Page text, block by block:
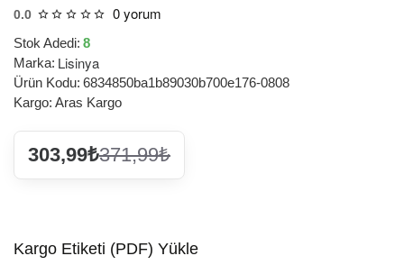
0.0 0 yorum
Stok Adedi: 8
Marka: Lisinya
Ürün Kodu: 6834850ba1b89030b700e176-0808
Kargo: Aras Kargo
303,99₺371,99₺
Kargo Etiketi (PDF) Yükle